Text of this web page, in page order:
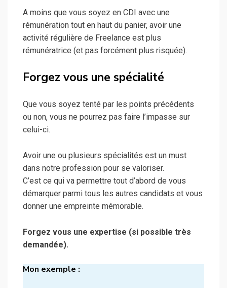
A moins que vous soyez en CDI avec une
rémunération tout en haut du panier, avoir une
activité régulière de Freelance est plus
rémunératrice (et pas forcément plus risquée).
Forgez vous une spécialité
Que vous soyez tenté par les points précédents
ou non, vous ne pourrez pas faire l’impasse sur
celui-ci.
Avoir une ou plusieurs spécialités est un must
dans notre profession pour se valoriser.
C’est ce qui va permettre tout d’abord de vous
démarquer parmi tous les autres candidats et vous
donner une empreinte mémorable.
Forgez vous une expertise (si possible très
demandée).
Mon exemple :